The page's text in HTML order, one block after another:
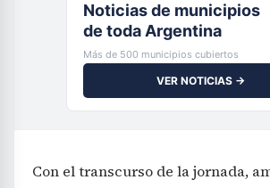
Noticias de municipios
de toda Argentina
Más de 500 municipios cubiertos
VER NOTICIAS →
Con el transcurso de la jornada,